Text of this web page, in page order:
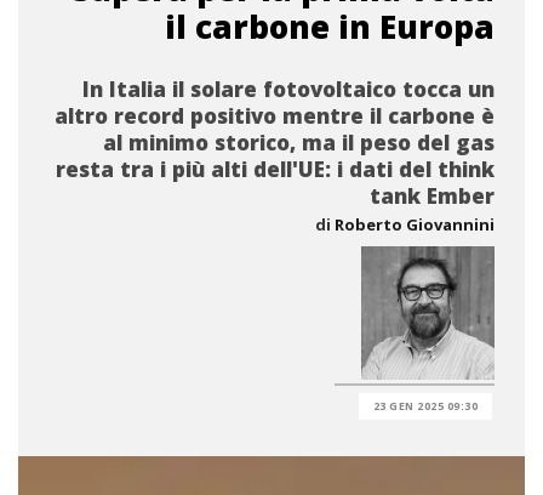
il carbone in Europa
In Italia il solare fotovoltaico tocca un
altro record positivo mentre il carbone è
al minimo storico, ma il peso del gas
resta tra i più alti dell'UE: i dati del think
tank Ember
di Roberto Giovannini
23 GEN 2025 09:30